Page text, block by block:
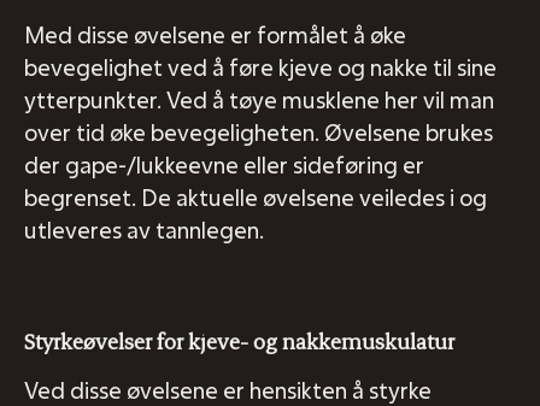
Med disse øvelsene er formålet å øke
bevegelighet ved å føre kjeve og nakke til sine
ytterpunkter. Ved å tøye musklene her vil man
over tid øke bevegeligheten. Øvelsene brukes
der gape-/lukkeevne eller sideføring er
begrenset. De aktuelle øvelsene veiledes i og
utleveres av tannlegen.
Styrkeøvelser for kjeve- og nakkemuskulatur
Ved disse øvelsene er hensikten å styrke